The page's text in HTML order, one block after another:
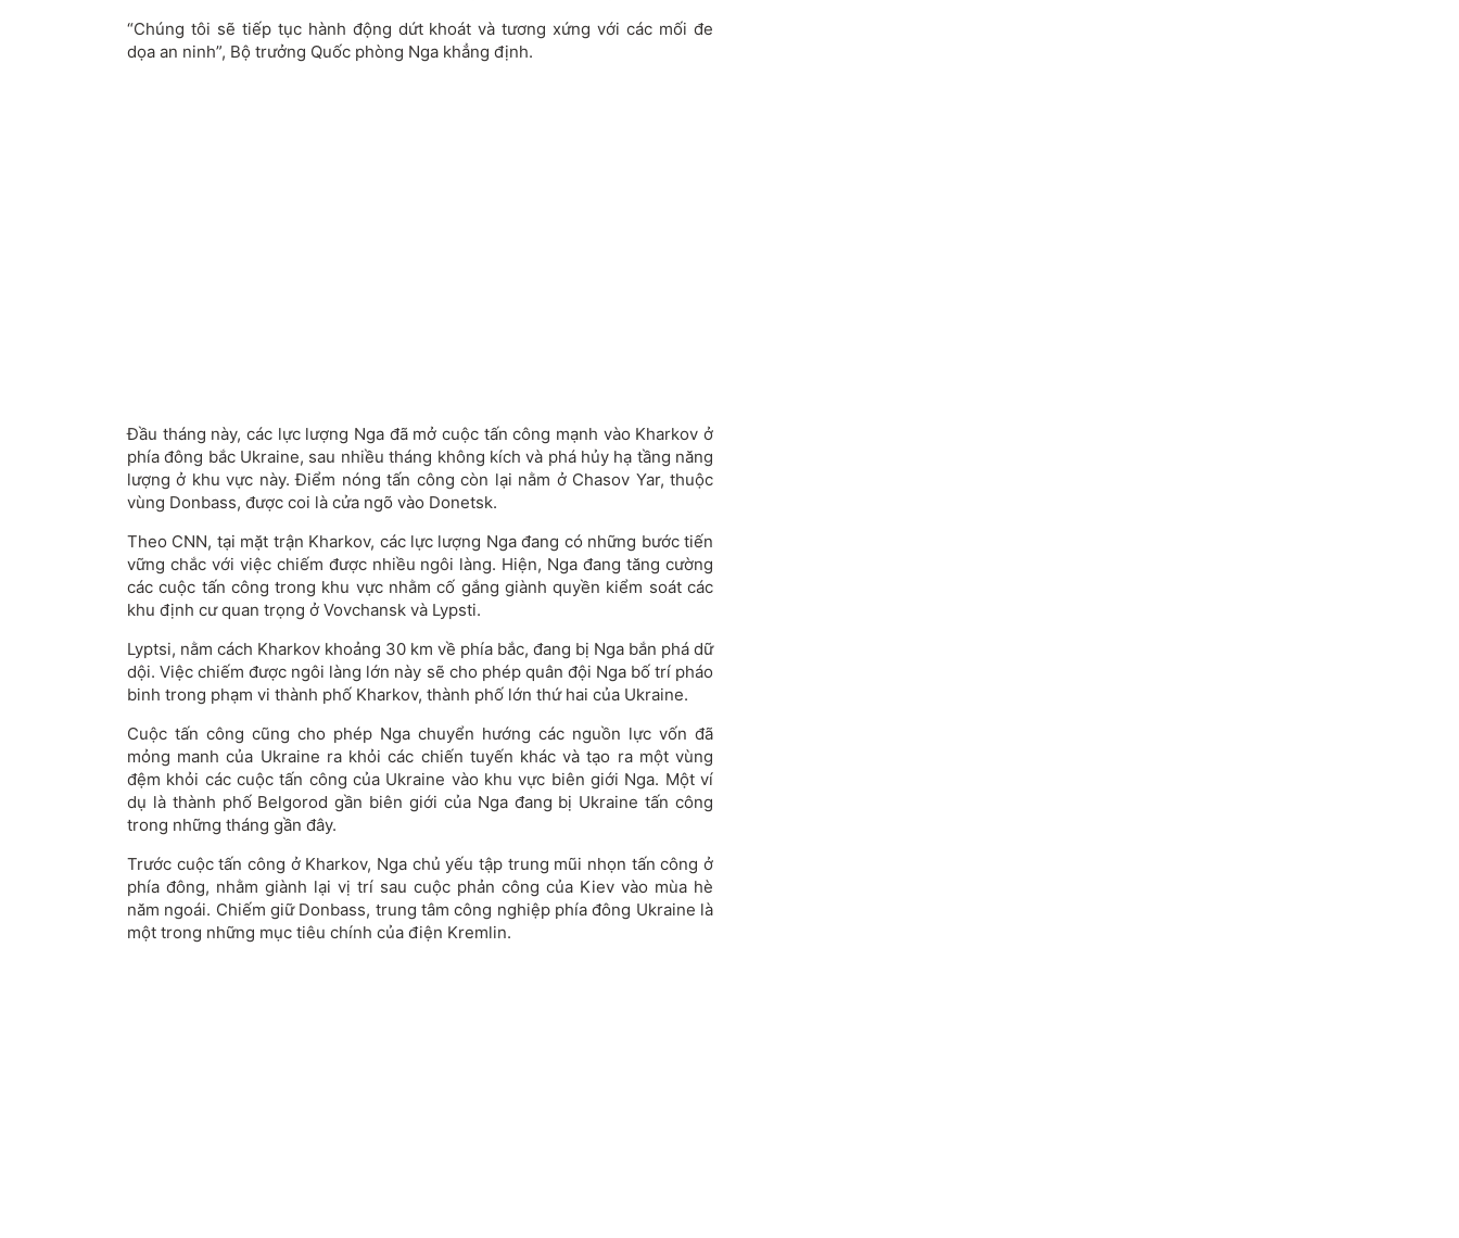
“Chúng tôi sẽ tiếp tục hành động dứt khoát và tương xứng với các mối đe
dọa an ninh”, Bộ trưởng Quốc phòng Nga khẳng định.
Đầu tháng này, các lực lượng Nga đã mở cuộc tấn công mạnh vào Kharkov ở
phía đông bắc Ukraine, sau nhiều tháng không kích và phá hủy hạ tầng năng
lượng ở khu vực này. Điểm nóng tấn công còn lại nằm ở Chasov Yar, thuộc
vùng Donbass, được coi là cửa ngõ vào Donetsk.
Theo CNN, tại mặt trận Kharkov, các lực lượng Nga đang có những bước tiến
vững chắc với việc chiếm được nhiều ngôi làng. Hiện, Nga đang tăng cường
các cuộc tấn công trong khu vực nhằm cố gắng giành quyền kiểm soát các
khu định cư quan trọng ở Vovchansk và Lypsti.
Lyptsi, nằm cách Kharkov khoảng 30 km về phía bắc, đang bị Nga bắn phá dữ
dội. Việc chiếm được ngôi làng lớn này sẽ cho phép quân đội Nga bố trí pháo
binh trong phạm vi thành phố Kharkov, thành phố lớn thứ hai của Ukraine.
Cuộc tấn công cũng cho phép Nga chuyển hướng các nguồn lực vốn đã
mỏng manh của Ukraine ra khỏi các chiến tuyến khác và tạo ra một vùng
đệm khỏi các cuộc tấn công của Ukraine vào khu vực biên giới Nga. Một ví
dụ là thành phố Belgorod gần biên giới của Nga đang bị Ukraine tấn công
trong những tháng gần đây.
Trước cuộc tấn công ở Kharkov, Nga chủ yếu tập trung mũi nhọn tấn công ở
phía đông, nhằm giành lại vị trí sau cuộc phản công của Kiev vào mùa hè
năm ngoái. Chiếm giữ Donbass, trung tâm công nghiệp phía đông Ukraine là
một trong những mục tiêu chính của điện Kremlin.